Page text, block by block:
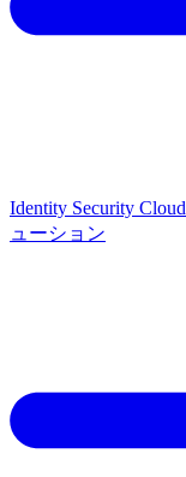
Identity Security Cloud
ューション